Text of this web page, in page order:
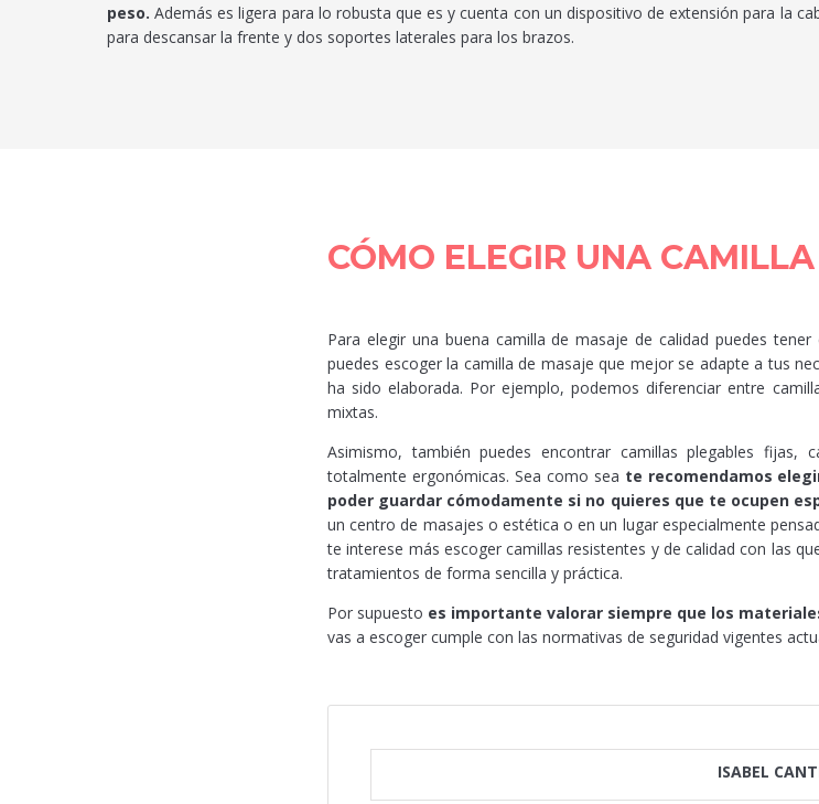
peso. Además es ligera para lo robusta que es y cuenta con un dispositivo de extensión para la
para descansar la frente y dos soportes laterales para los brazos.
CÓMO ELEGIR UNA
Para elegir una buena camilla de masaje de calidad puedes
puedes escoger la camilla de masaje que mejor se adapte a tus
ha sido elaborada. Por ejemplo, podemos diferenciar entre
mixtas.
Asimismo, también puedes encontrar camillas plegables fijas,
totalmente ergonómicas. Sea como sea te recomendamos
poder guardar cómodamente si no quieres que te ocupen
un centro de masajes o estética o en un lugar especialmente
te interese más escoger camillas resistentes y de calidad con las
tratamientos de forma sencilla y práctica.
Por supuesto es importante valorar siempre que los
vas a escoger cumple con las normativas de seguridad vigentes
ISABEL